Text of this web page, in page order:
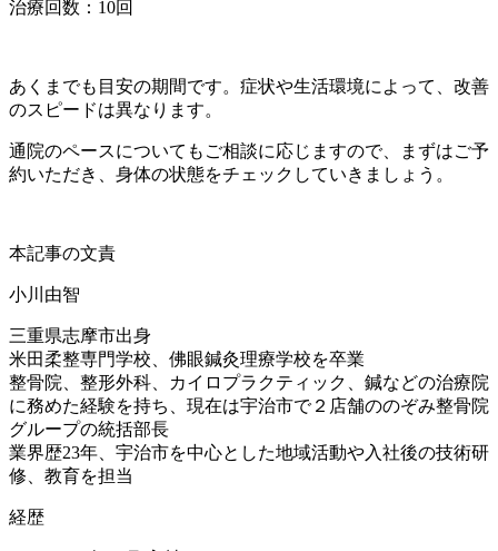
治療回数：10回
あくまでも目安の期間です。症状や生活環境によって、改善
のスピードは異なります。
通院のペースについてもご相談に応じますので、まずはご予
約いただき、身体の状態をチェックしていきましょう。
本記事の文責
小川由智
三重県志摩市出身
米田柔整専門学校、佛眼鍼灸理療学校を卒業
整骨院、整形外科、カイロプラクティック、鍼などの治療院
に務めた経験を持ち、現在は宇治市で２店舗ののぞみ整骨院
グループの統括部長
業界歴23年、宇治市を中心とした地域活動や入社後の技術研
修、教育を担当
経歴